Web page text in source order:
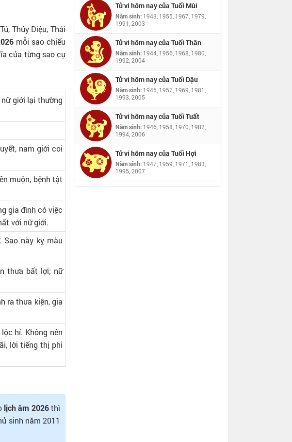
Thủy Diệu, Thái
mỗi sao chiếu
của từng sao cụ
giới lại thường
nam giới coi
muộn, bệnh tật
gia đình có việc
với nữ giới.
Sao này kỵ màu
thưa bất lợi; nữ
ra thưa kiện, gia
hỉ. Không nên
lời tiếng thị phi
lịch âm 2026thì
sinh năm 2011
Tử vi hôm nay của Tuổi Mùi
Năm sinh: 1943, 1955, 1967, 1979,
1991, 2003
Tử vi hôm nay của Tuổi Thân
Năm sinh: 1944, 1956, 1968, 1980,
1992, 2004
Tử vi hôm nay của Tuổi Dậu
Năm sinh: 1945, 1957, 1969, 1981,
1993, 2005
Tử vi hôm nay của Tuổi Tuất
Năm sinh: 1946, 1958, 1970, 1982,
1994, 2006
Tử vi hôm nay của Tuổi Hợi
Năm sinh: 1947, 1959, 1971, 1983,
1995, 2007